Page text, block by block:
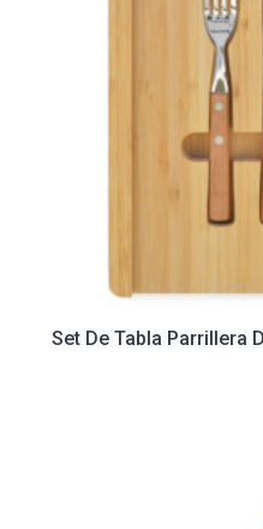
Set De Tabla Parrillera